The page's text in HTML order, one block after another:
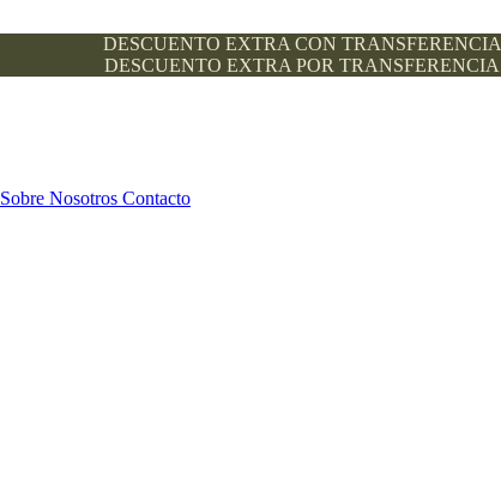
DESCUENTO EXTRA CON TRANSFERENCIA
DESCUENTO EXTRA POR TRANSFERENCIA
Sobre Nosotros Contacto